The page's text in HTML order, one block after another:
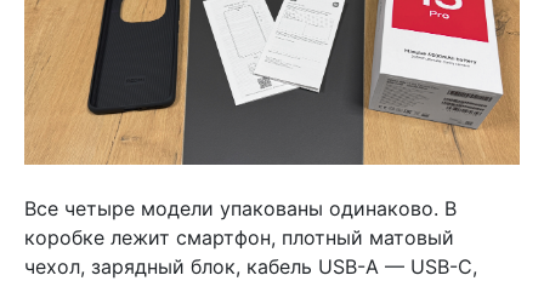
Все четыре модели упакованы одинаково. В
коробке лежит смартфон, плотный матовый
чехол, зарядный блок, кабель USB-A — USB-C,